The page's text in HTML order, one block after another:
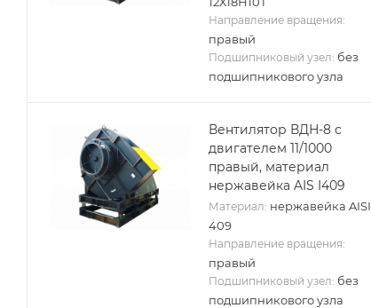
Направление вращения:
правый
Подшипниковый узел: без
подшипникового узла
Вентилятор ВДН-8 с
двигателем 11/1000
правый, материал
нержавейка AIS I409
Материал: нержавейка AISI
409
Направление вращения:
правый
Подшипниковый узел: без
подшипникового узла